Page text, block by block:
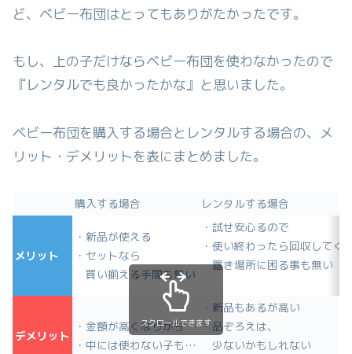
ど、ベビー布団はとってもありがたかったです。
もし、上の子だけならベビー布団を使わなかったので
『レンタルでも良かったかな』と思いました。
ベビー布団を購入する場合とレンタルする場合の、メ
リット・デメリットを表にまとめました。
購入する場合 レンタルする場合
メリット
・新品が使える
・セットなら
買い揃える手間も無い
・試せ安心るので
・使い終わったら回収してく
置き場所に困る事も無い
デメリット
・金額が高くなりがち
・中には使わない子も…
・新品もあるが高い
・品ぞろえは、
少ないかもしれない
スクロールできます